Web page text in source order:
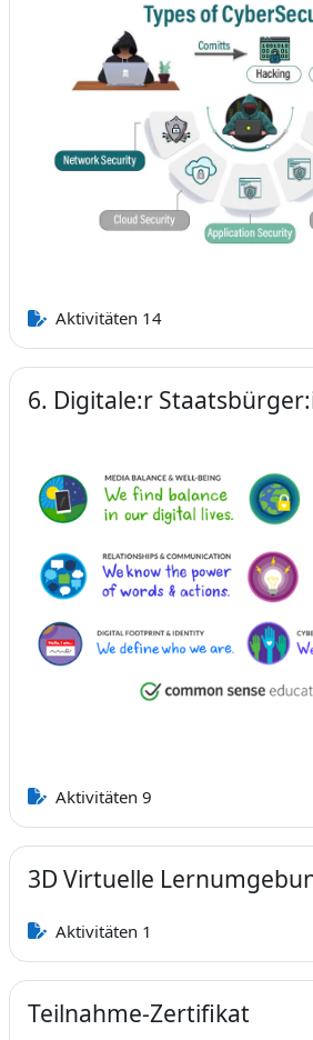
Aktivitäten 14
6. Digitale:r
Aktivitäten 9
3D Virtuelle
Aktivitäten 1
Teilnahme-Zertifikat